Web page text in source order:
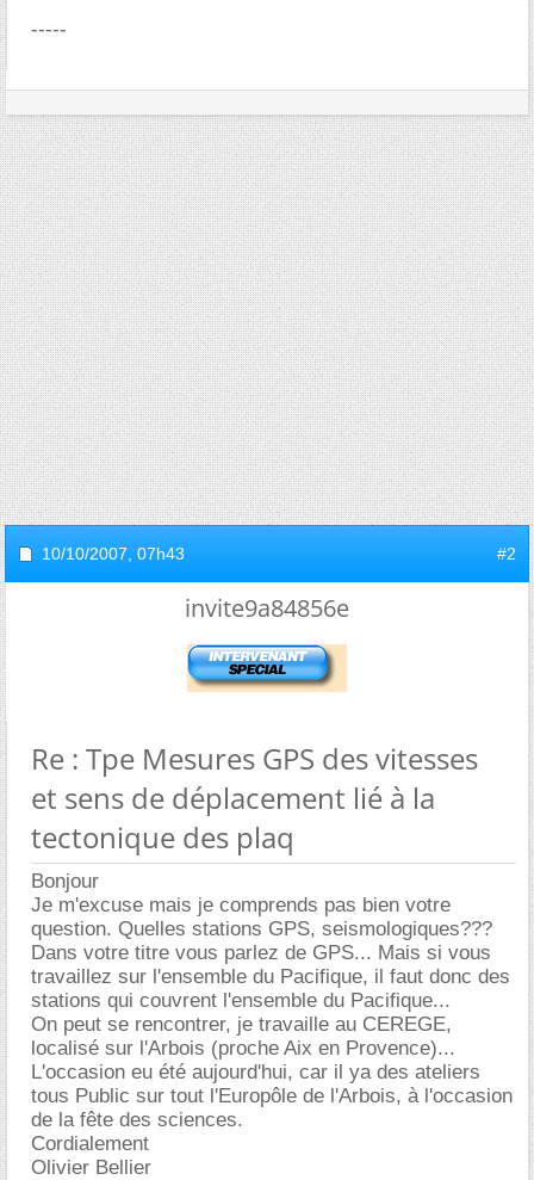
-----
10/10/2007, 07h43 #2
invite9a84856e
Re : Tpe Mesures GPS des vitesses
et sens de déplacement lié à la
tectonique des plaq
Bonjour
Je m'excuse mais je comprends pas bien votre
question. Quelles stations GPS, seismologiques???
Dans votre titre vous parlez de GPS... Mais si vous
travaillez sur l'ensemble du Pacifique, il faut donc des
stations qui couvrent l'ensemble du Pacifique...
On peut se rencontrer, je travaille au CEREGE,
localisé sur l'Arbois (proche Aix en Provence)...
L'occasion eu été aujourd'hui, car il ya des ateliers
tous Public sur tout l'Europôle de l'Arbois, à l'occasion
de la fête des sciences.
Cordialement
Olivier Bellier